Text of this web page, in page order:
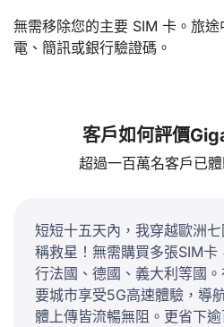
無需移除您的主要 SIM 卡。旅
電、簡訊或銀行驗證碼。
客戶如何評價
超過一百萬名客戶已
短短十五天內，我穿越歐洲
稱救星！無需購買多張SIM
行法國、德國、義大利等國
要城市享受5G高速體驗，導
體上傳皆流暢無阻。更省下逾